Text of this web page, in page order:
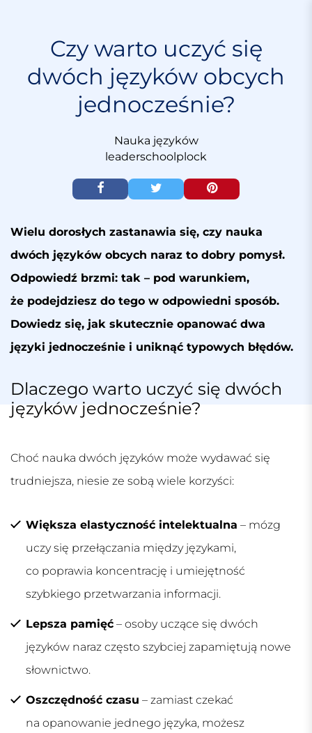
Czy warto uczyć się
dwóch języków obcych
jednocześnie?
Nauka języków
leaderschoolplock
Wielu dorosłych zastanawia się, czy nauka
dwóch języków obcych naraz to dobry pomysł.
Odpowiedź brzmi: tak – pod warunkiem,
że podejdziesz do tego w odpowiedni sposób.
Dowiedz się, jak skutecznie opanować dwa
języki jednocześnie i uniknąć typowych błędów.
Dlaczego warto uczyć się dwóch
języków jednocześnie?
Choć nauka dwóch języków może wydawać się
trudniejsza, niesie ze sobą wiele korzyści:
Większa elastyczność intelektualna – mózg
uczy się przełączania między językami,
co poprawia koncentrację i umiejętność
szybkiego przetwarzania informacji.
Lepsza pamięć – osoby uczące się dwóch
języków naraz często szybciej zapamiętują nowe
słownictwo.
Oszczędność czasu – zamiast czekać
na opanowanie jednego języka, możesz